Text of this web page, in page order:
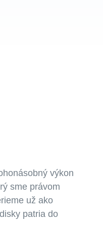
výkon
sme právom
už ako
patria do